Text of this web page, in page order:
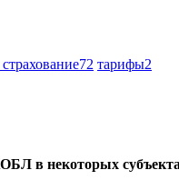
72 тарифы2
в некоторых